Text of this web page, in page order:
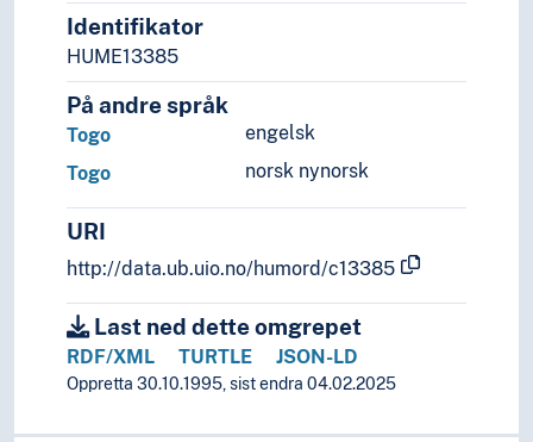
Identifikator
HUME13385
På andre språk
engelsk
Togo
norsk nynorsk
Togo
URI
http://data.ub.uio.no/humord/c13385
Last ned dette omgrepet
RDF/XML TURTLE JSON-LD
Oppretta 30.10.1995, sist endra 04.02.2025